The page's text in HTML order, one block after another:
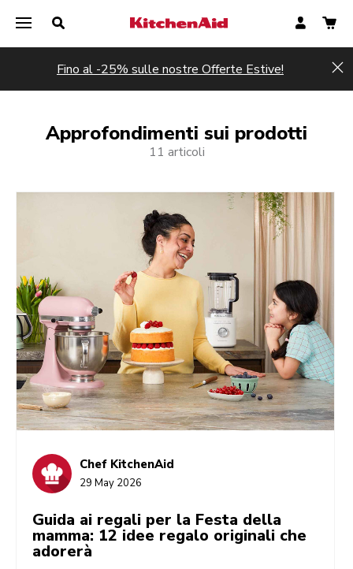
Fino al -25% sulle nostre Offerte Estive!
Approfondimenti sui prodotti
11 articoli
Chef KitchenAid
29 May 2026
Guida ai regali per la Festa della
mamma: 12 idee regalo originali che
adorerà